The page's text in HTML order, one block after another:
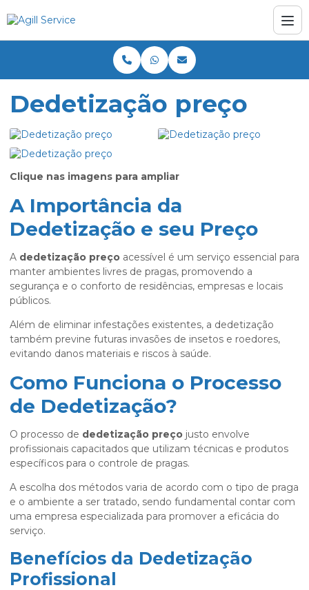
Dedetização preço
Clique nas imagens para ampliar
A Importância da
Dedetização e seu Preço
A dedetização preço acessível é um serviço essencial para
manter ambientes livres de pragas, promovendo a
segurança e o conforto de residências, empresas e locais
públicos.
Além de eliminar infestações existentes, a dedetização
também previne futuras invasões de insetos e roedores,
evitando danos materiais e riscos à saúde.
Como Funciona o Processo
de Dedetização?
O processo de dedetização preço justo envolve
profissionais capacitados que utilizam técnicas e produtos
específicos para o controle de pragas.
A escolha dos métodos varia de acordo com o tipo de praga
e o ambiente a ser tratado, sendo fundamental contar com
uma empresa especializada para promover a eficácia do
serviço.
Benefícios da Dedetização
Profissional